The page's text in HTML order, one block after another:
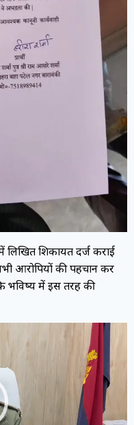
लिखित शिकायत दर्ज कराई
आरोपियों की पहचान कर
भविष्य में इस तरह की